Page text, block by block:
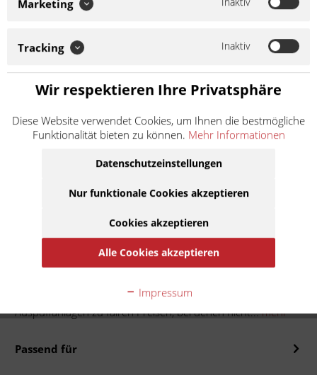
hochwertige Replika-Auspuffanlagen zu fairen Preisen, bei
Innenaufbau vollständig neu...
Weiter lesen >
57,90 € *
Inhalt:1
inkl. MwSt.zzgl. Versandkosten
In denWarenkorb
SITO ist ein Synonym für hochwertige Replika-
Auspuffanlagen zu fairen Preisen, bei denen nicht...mehr
Passend für
Marketing
Tracking Inaktiv
Wir respektieren Ihre Privatsphäre
Diese Website verwendet Cookies, um Ihnen die bestmögliche
Funktionalität bieten zu können. Mehr Informationen
Datenschutzeinstellungen
Nur funktionale Cookies akzeptieren
Cookies akzeptieren
Alle Cookies akzeptieren
Impressum